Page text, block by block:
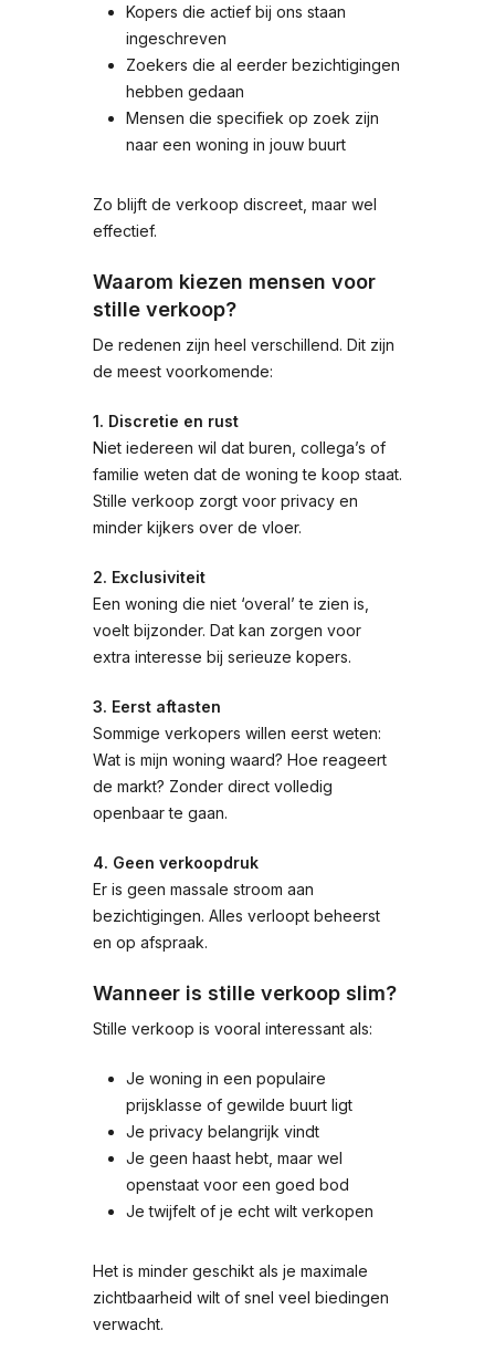
Kopers die actief bij ons staan
ingeschreven
Zoekers die al eerder bezichtigingen
hebben gedaan
Mensen die specifiek op zoek zijn
naar een woning in jouw buurt
Zo blijft de verkoop discreet, maar wel
effectief.
Waarom kiezen mensen voor
stille verkoop?
De redenen zijn heel verschillend. Dit zijn
de meest voorkomende:
1. Discretie en rust
Niet iedereen wil dat buren, collega’s of
familie weten dat de woning te koop staat.
Stille verkoop zorgt voor privacy en
minder kijkers over de vloer.
2. Exclusiviteit
Een woning die niet ‘overal’ te zien is,
voelt bijzonder. Dat kan zorgen voor
extra interesse bij serieuze kopers.
3. Eerst aftasten
Sommige verkopers willen eerst weten:
Wat is mijn woning waard? Hoe reageert
de markt? Zonder direct volledig
openbaar te gaan.
4. Geen verkoopdruk
Er is geen massale stroom aan
bezichtigingen. Alles verloopt beheerst
en op afspraak.
Wanneer is stille verkoop slim?
Stille verkoop is vooral interessant als:
Je woning in een populaire
prijsklasse of gewilde buurt ligt
Je privacy belangrijk vindt
Je geen haast hebt, maar wel
openstaat voor een goed bod
Je twijfelt of je echt wilt verkopen
Het is minder geschikt als je maximale
zichtbaarheid wilt of snel veel biedingen
verwacht.